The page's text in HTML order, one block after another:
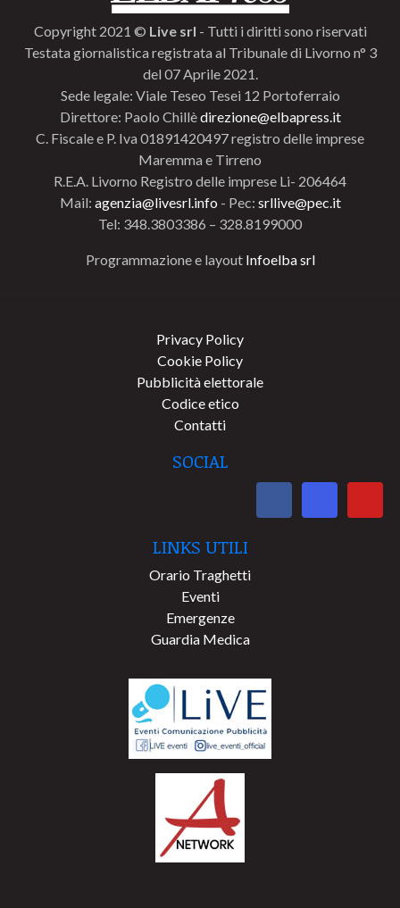
Copyright 2021 © Live srl - Tutti i diritti sono riservati
Testata giornalistica registrata al Tribunale di Livorno n° 3
del 07 Aprile 2021.
Sede legale: Viale Teseo Tesei 12 Portoferraio
Direttore: Paolo Chillèdirezione@elbapress.it
C. Fiscale e P. Iva 01891420497 registro delle imprese
Maremma e Tirreno
R.E.A. Livorno Registro delle imprese Li- 206464
Mail: agenzia@livesrl.info - Pec: srllive@pec.it
Tel: 348.3803386 – 328.8199000
Programmazione e layout Infoelba srl
Privacy Policy
Cookie Policy
Pubblicità elettorale
Codice etico
Contatti
SOCIAL
LINKS UTILI
Orario Traghetti
Eventi
Emergenze
Guardia Medica